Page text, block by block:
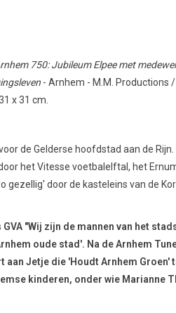
750: Jubileum Elpee met
- Arnhem - M.M. Productions
x 31 cm.
de Gelderse hoofdstad aan de
het Vitesse voetbalelftal, het
gezellig' door de kasteleins van de
"Wij zijn de mannen van het
oude stad'. Na de Arnhem
Jetje die 'Houdt Arnhem Groen'
kinderen, onder wie Marianne